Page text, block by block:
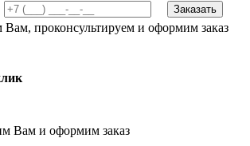
Заказать
проконсультируем и оформим заказ
Вам и оформим заказ